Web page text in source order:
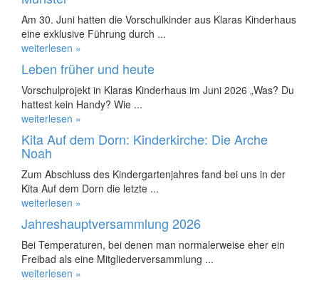
Am 30. Juni hatten die Vorschulkinder aus Klaras Kinderhaus
eine exklusive Führung durch ...
weiterlesen »
Leben früher und heute
Vorschulprojekt in Klaras Kinderhaus im Juni 2026 „Was? Du
hattest kein Handy? Wie ...
weiterlesen »
Kita Auf dem Dorn: Kinderkirche: Die Arche
Noah
Zum Abschluss des Kindergartenjahres fand bei uns in der
Kita Auf dem Dorn die letzte ...
weiterlesen »
Jahreshauptversammlung 2026
Bei Temperaturen, bei denen man normalerweise eher ein
Freibad als eine Mitgliederversammlung ...
weiterlesen »